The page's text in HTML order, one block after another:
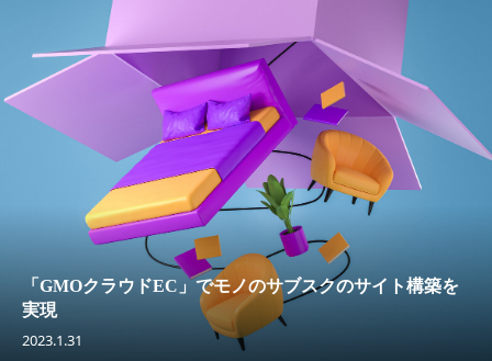
「GMOクラウドEC」でモノのサブスクのサイト構築を
実現
2023.1.31